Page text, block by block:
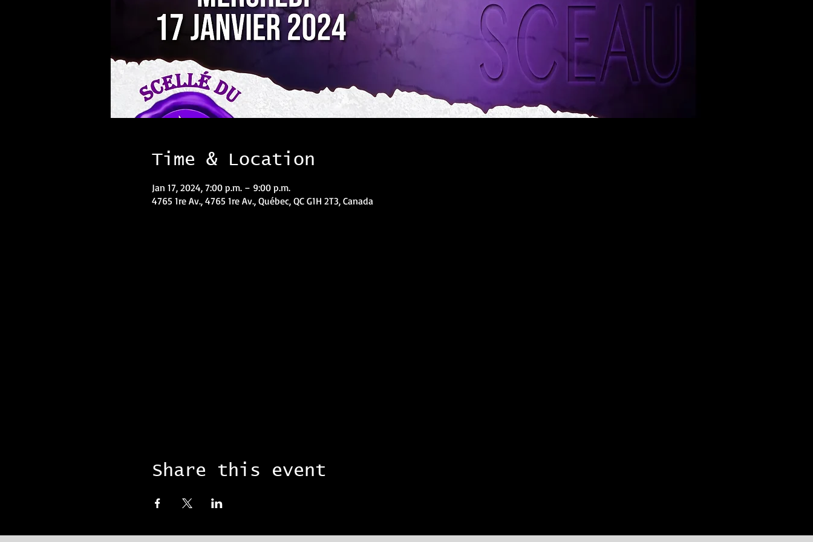
Time & Location
Jan 17, 2024, 7:00 p.m. – 9:00 p.m.
4765 1re Av., 4765 1re Av., Québec, QC G1H 2T3, Canada
Share this event